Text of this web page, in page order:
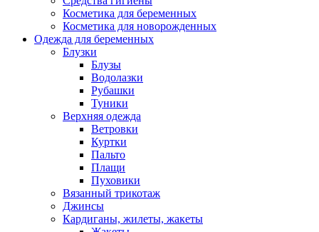
Косметика для беременных
Косметика для новорожденных
Одежда для беременных
Блузки
Блузы
Водолазки
Рубашки
Туники
Верхняя одежда
Ветровки
Куртки
Пальто
Плащи
Пуховики
Вязанный трикотаж
Джинсы
Кардиганы, жилеты, жакеты